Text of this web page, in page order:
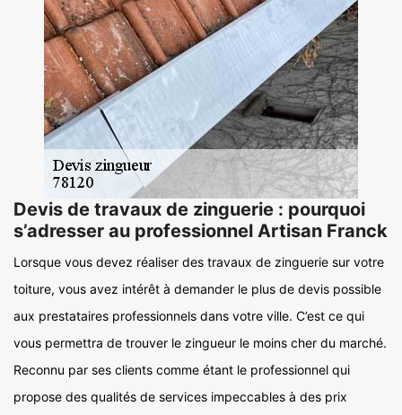
Devis de travaux de zinguerie : pourquoi
s’adresser au professionnel Artisan Franck
Lorsque vous devez réaliser des travaux de zinguerie sur votre
toiture, vous avez intérêt à demander le plus de devis possible
aux prestataires professionnels dans votre ville. C’est ce qui
vous permettra de trouver le zingueur le moins cher du marché.
Reconnu par ses clients comme étant le professionnel qui
propose des qualités de services impeccables à des prix